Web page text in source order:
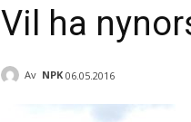
Vil ha
Av NPK 06.05.2016